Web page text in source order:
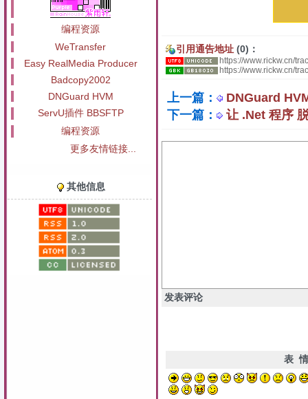
编程资源
WeTransfer
Easy RealMedia Producer
Badcopy2002
DNGuard HVM
ServU插件 BBSFTP
编程资源
更多友情链接...
其他信息
引用通告地址 (0)：
https://www.rickw.cn/
https://www.rickw.cn/
上一篇：
DNGuard
下一篇：
让 .Net 程序
发表评论
表 情